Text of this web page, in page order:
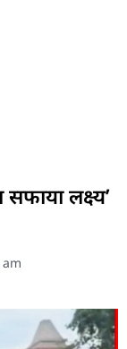
लक्ष्य’